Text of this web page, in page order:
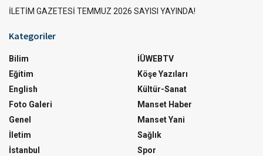
İLETİM GAZETESİ TEMMUZ 2026 SAYISI YAYINDA!
Kategoriler
Bilim
Eğitim
English
Foto Galeri
Genel
İletim
İstanbul
İÜWEBTV
Köşe Yazıları
Kültür-Sanat
Manset Haber
Manset Yani
Sağlık
Spor